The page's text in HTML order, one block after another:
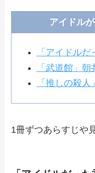
アイドル
「アイドル
「武道館」朝
「推しの殺
1冊ずつあらすじや